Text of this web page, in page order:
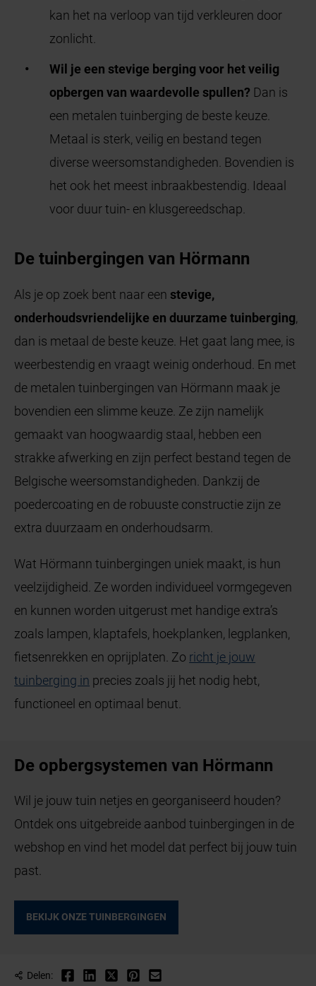
kan het na verloop van tijd verkleuren door
zonlicht.
Wil je een stevige berging voor het veilig
opbergen van waardevolle spullen? Dan is
een metalen tuinberging de beste keuze.
Metaal is sterk, veilig en bestand tegen
diverse weersomstandigheden. Bovendien is
het ook het meest inbraakbestendig. Ideaal
voor duur tuin- en klusgereedschap.
De tuinbergingen van Hörmann
Als je op zoek bent naar een stevige,
onderhoudsvriendelijke en duurzame tuinberging,
dan is metaal de beste keuze. Het gaat lang mee, is
weerbestendig en vraagt weinig onderhoud. En met
de metalen tuinbergingen van Hörmann maak je
bovendien een slimme keuze. Ze zijn namelijk
gemaakt van hoogwaardig staal, hebben een
strakke afwerking en zijn perfect bestand tegen de
Belgische weersomstandigheden. Dankzij de
poedercoating en de robuuste constructie zijn ze
extra duurzaam en onderhoudsarm.
Wat Hörmann tuinbergingen uniek maakt, is hun
veelzijdigheid. Ze worden individueel vormgegeven
en kunnen worden uitgerust met handige extra’s
zoals lampen, klaptafels, hoekplanken, legplanken,
fietsenrekken en oprijplaten. Zo richt je jouw
tuinberging in precies zoals jij het nodig hebt,
functioneel en optimaal benut.
De opbergsystemen van Hörmann
Wil je jouw tuin netjes en georganiseerd houden?
Ontdek ons uitgebreide aanbod tuinbergingen in de
webshop en vind het model dat perfect bij jouw tuin
past.
BEKIJK ONZE TUINBERGINGEN
Delen: